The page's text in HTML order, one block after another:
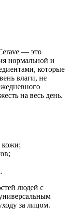
— это
нормальной и
которые
влаги, не
на весь день.
кожи;
людей с
за лицом.